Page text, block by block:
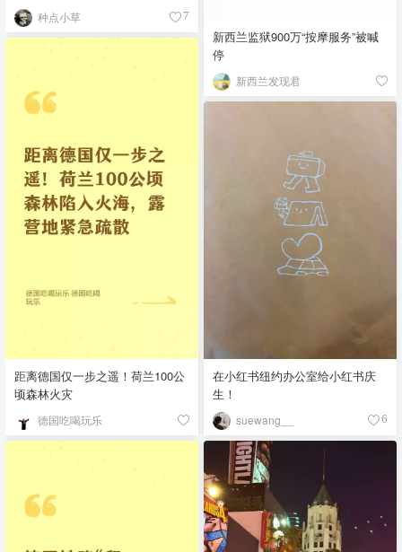
种点小草 7
新西兰监狱900万“按摩服务”被喊
停
新西兰发现君
距离德国仅一步之遥！荷兰100公
顷森林火灾
德国吃喝玩乐
在小红书纽约办公室给小红书庆
生！
suewang__ 6